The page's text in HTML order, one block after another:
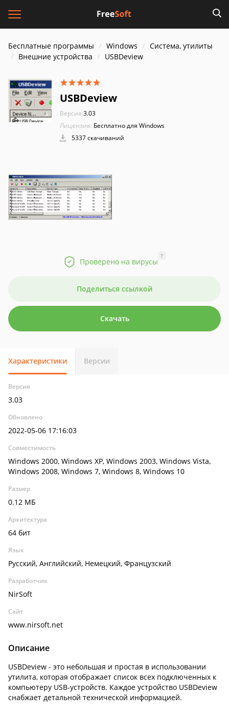
Бесплатные программы Windows
Система, утилиты
Внешние устройства
USBDeview
USBDeview
Версия:3.03
Лицензия: Бесплатно для Windows
5337 скачиваний
Проверено на вирусы
?
Поделиться ссылкой
Скачать
Характеристики Версии
Версия
3.03
Обновлено
2022-05-06 17:16:03
Совместимость
Windows 2000, Windows XP, Windows 2003, Windows Vista,
Windows 2008, Windows 7, Windows 8, Windows 10
Размер
0.12 МБ
Архитектура
64 бит
Язык
Русский, Английский, Немецкий, Французский
Разработчик
NirSoft
Сайт
www.nirsoft.net
Описание
USBDeview - это небольшая и простая в использовании
утилита, которая отображает список всех подключенных к
компьютеру USB-устройств. Каждое устройство USBDeview
снабжает детальной технической информацией.